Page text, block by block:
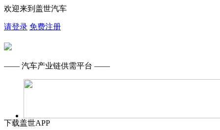
欢迎来到盖世汽车
请登录 免费注册
—— 汽车产业链供需平台 ——
下载盖世APP